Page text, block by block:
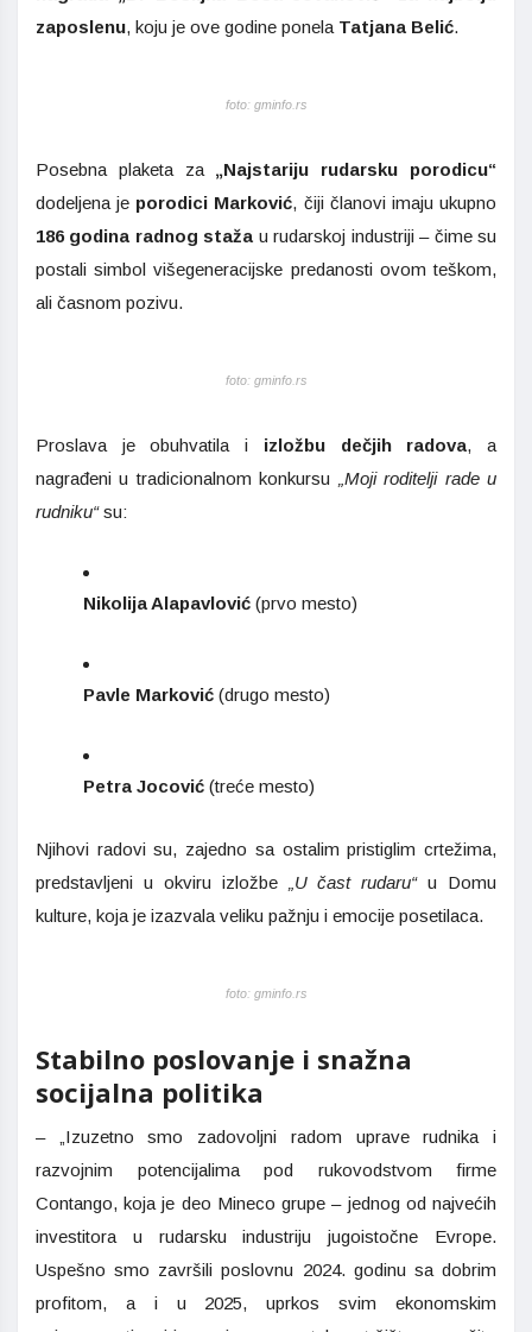
zaposlenu, koju je ove godine ponela Tatjana Belić.
foto: gminfo.rs
Posebna plaketa za „Najstariju rudarsku porodicu“
dodeljena je porodici Marković, čiji članovi imaju ukupno
186 godina radnog staža u rudarskoj industriji – čime su
postali simbol višegeneracijske predanosti ovom teškom,
ali časnom pozivu.
foto: gminfo.rs
Proslava je obuhvatila i izložbu dečjih radova, a
nagrađeni u tradicionalnom konkursu
„Moji roditelji rade u
rudniku“su:
Nikolija Alapavlović (prvo mesto)
Pavle Marković (drugo mesto)
Petra Jocović (treće mesto)
Njihovi radovi su, zajedno sa ostalim pristiglim crtežima,
predstavljeni u okviru izložbe
„U čast rudaru“u Domu
kulture, koja je izazvala veliku pažnju i emocije posetilaca.
foto: gminfo.rs
Stabilno poslovanje i snažna
socijalna politika
– „Izuzetno smo zadovoljni radom uprave rudnika i
razvojnim potencijalima pod rukovodstvom firme
Contango, koja je deo Mineco grupe – jednog od najvećih
investitora u rudarsku industriju jugoistočne Evrope.
Uspešno smo završili poslovnu 2024. godinu sa dobrim
profitom, a i u 2025, uprkos svim ekonomskim